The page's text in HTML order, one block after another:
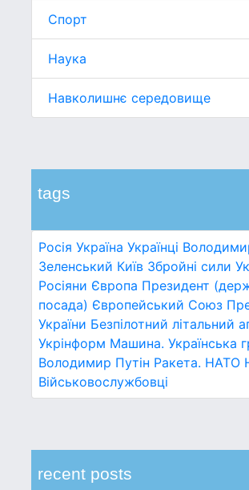
Спорт
Наука
Навколишнє середовище
tags
Росія Україна Українці
Зеленський Київ Збройні сили
Росіяни Європа Президент
посада) Європейський Союз
України Безпілотний літальний
Укрінформ Машина. Українська
Володимир Путін Ракета. НАТО
Військовослужбовці
recent posts